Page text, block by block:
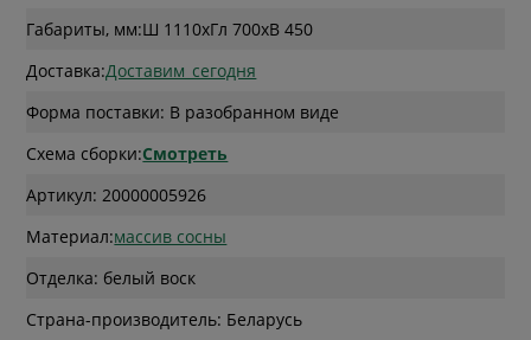
Габариты, мм:Ш 1110xГл 700xВ 450
Доставка:Доставим_сегодня
Форма поставки: В разобранном виде
Схема сборки:Смотреть
Артикул: 20000005926
Материал:массив сосны
Отделка: белый воск
Страна-производитель: Беларусь